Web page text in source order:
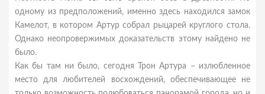
одному из предположений, именно здесь находился замок
Камелот, в котором Артур собрал рыцарей круглого стола.
Однако неопровержимых доказательств этому найдено не
было.
Как бы там ни было, сегодня Трон Артура – излюбленное
место для любителей восхождений, обеспечивающее не